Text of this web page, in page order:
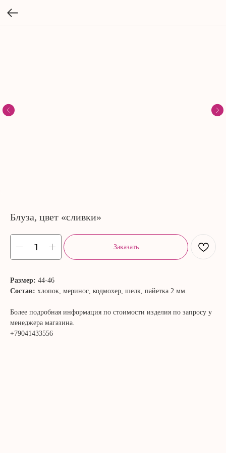
Блуза, цвет «сливки»
Заказать
Размер: 44-46
Состав: хлопок, меринос, кодмохер, шелк, пайетка 2 мм.
Более подробная информация по стоимости изделия по запросу у
менеджера магазина.
+79041433556